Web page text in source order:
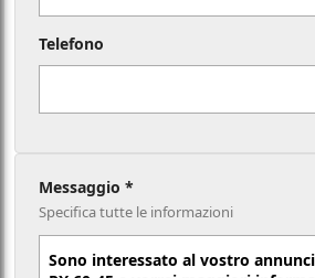
Telefono
Messaggio *
Specifica tutte le informazioni